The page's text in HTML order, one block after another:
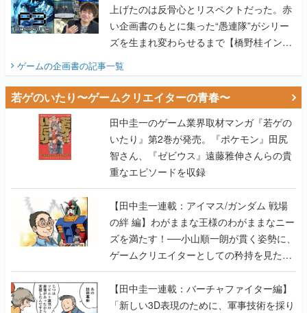
上げたのは反骨心とリスペクトだった。赤
い企画書のもとに集った“愚連隊”がシリー
ズを生まれ変わらせるまで【橋野桂インタ
ゲームの企画書の記事一覧
若ゲのいたり〜ゲームクリエイターの青春〜
田中圭一のゲーム業界取材マンガ『若ゲの
いたり』第2巻が発売。『ポケモン』田尻
智さん、『ゼビウス』遠藤雅伸さんらの貴
重なエピソードを収録
【田中圭一連載：アイマス/ガンダム 戦場
の絆 編】わがままな王様のわがままなニー
ズを満たす！──小山順一朗が貫く姿勢に、
ゲームクリエイターとしての矜持を見た
【若ゲのいたり最終回】
【田中圭一連載：バーチャファイター編】
「新しい3D表現のために、軍事技術を採り